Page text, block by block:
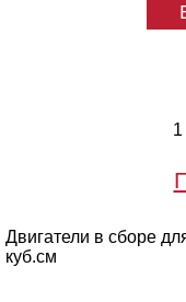
1
Двигатели в сборе
куб.см